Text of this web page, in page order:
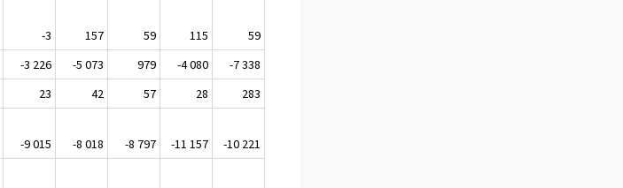
-3 157 59 115
59
-3 226 -5 073 979 -4 080
-7 338
23 42 57 28
283
-9 015 -8 018 -8 797 -11 157
-10 221